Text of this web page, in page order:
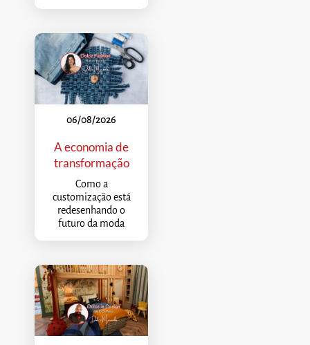
06/08/2026
A economia de
transformação
Como a
customização está
redesenhando o
futuro da moda